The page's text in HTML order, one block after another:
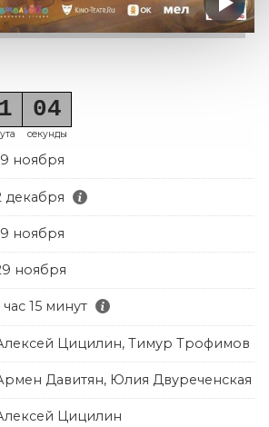
04
секунды
ноября
декабря
ноября
ноября
час 15 минут
Цицилин, Тимур Трофимов
Давитян, Юлия Двуреченская
Цицилин